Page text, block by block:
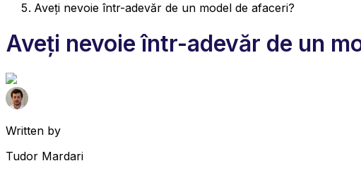
Aveți nevoie într-adevăr de un model de afaceri?
Aveți nevoie într-adevăr de un
Written by
Tudor Mardari